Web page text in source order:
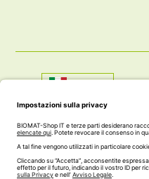
AVETE DOMANDE??
+43 (0) 5242 74 100